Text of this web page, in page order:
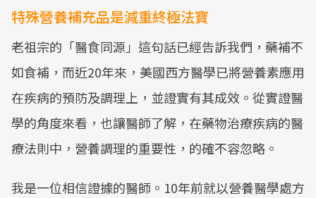
特殊營養補充品是減重終極法寶
老祖宗的「醫食同源」這句話已經告訴我們，藥補不
如食補，而近20年來，美國西方醫學已將營養素應用
在疾病的預防及調理上，並證實有其成效。從實證醫
學的角度來看，也讓醫師了解，在藥物治療疾病的醫
療法則中，營養調理的重要性，的確不容忽略。
我是一位相信證據的醫師。10年前就以營養醫學處方